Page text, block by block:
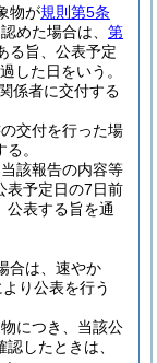
物が規則第5条
めた場合は、 第
る旨、公表予定
した日をいう。
係者に交付する
交付を行った場
。
該報告の内容等
表予定日の7日前
公表する旨を通
合は、速やか
り公表を行う
につき、当該公
したときは、